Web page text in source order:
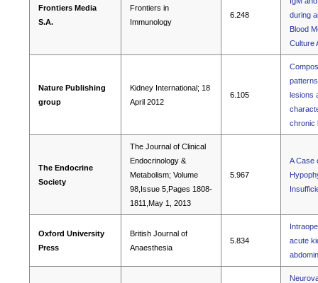
Frontiers Media
S.A.
Frontiers in
Immunology
6.248
during
Blood
Culture
Nature Publishing
group
Kidney International; 18
April 2012
6.105
lesions
chronic
The Endocrine
Society
The Journal of Clinical
Endocrinology &
Metabolism; Volume
98,Issue 5,Pages 1808-
1811,May 1, 2013
5.967
A Case
Oxford University
Press
British Journal of
Anaesthesia
5.834
acute